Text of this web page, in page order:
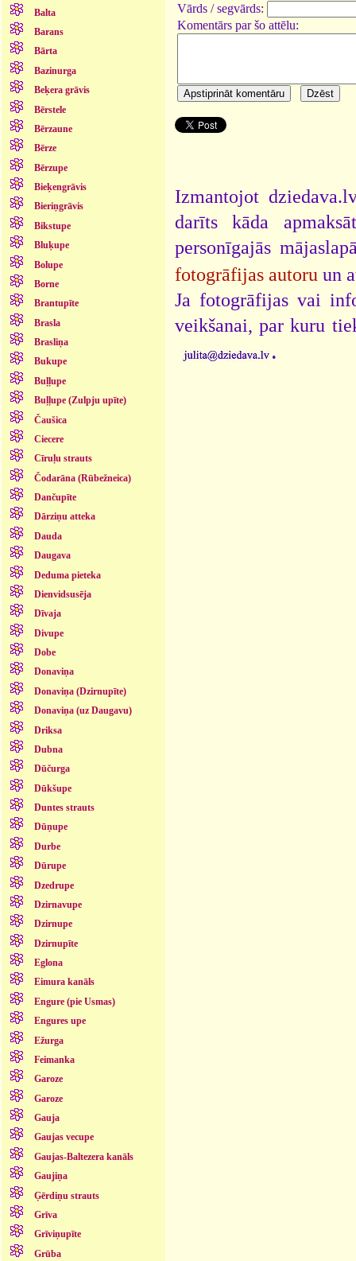
Balta
Barans
Bārta
Bazinurga
Beķera grāvis
Bērstele
Bērzaune
Bērze
Bērzupe
Bieķengrāvis
Bieriņgrāvis
Bikstupe
Bluķupe
Bolupe
Borne
Brantupīte
Brasla
Brasliņa
Bukupe
Buļļupe
Buļļupe (Zulpju upīte)
Čaušica
Ciecere
Cīruļu strauts
Čodarāna (Rūbežneica)
Dančupīte
Dārziņu atteka
Dauda
Daugava
Deduma pieteka
Dienvidsusēja
Dīvaja
Divupe
Dobe
Donaviņa
Donaviņa (Dzirnupīte)
Donaviņa (uz Daugavu)
Driksa
Dubna
Dūčurga
Dūkšupe
Duntes strauts
Dūņupe
Durbe
Dūrupe
Dzedrupe
Dzirnavupe
Dzirnupe
Dzirnupīte
Eglona
Eimura kanāls
Engure (pie Usmas)
Engures upe
Ežurga
Feimanka
Garoze
Garoze
Gauja
Gaujas vecupe
Gaujas-Baltezera kanāls
Gaujiņa
Ģērdiņu strauts
Grīva
Grīviņupīte
Grūba
Vārds / segvārds:
Komentārs par šo attēlu:
Izmantojot
darīts kāda
personīgajās
fotogrāfijas autoru un
Ja fotogrāfijas vai
veikšanai, par kuru
.